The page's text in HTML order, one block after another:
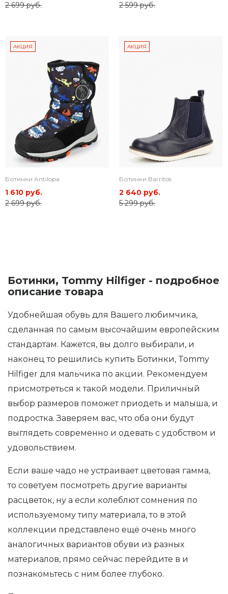
2 699 руб. 2 599 руб.
АКЦИЯ
Ботинки Antilopa
1 610 руб.
2 699 руб.
АКЦИЯ
Ботинки Barritos
2 640 руб.
5 299 руб.
Ботинки, Tommy Hilfiger - подробное
описание товара
Удобнейшая обувь для Вашего любимчика,
сделанная по самым высочайшим европейским
стандартам. Кажется, вы долго выбирали, и
наконец то решились купить Ботинки, Tommy
Hilfiger для мальчика по акции. Рекомендуем
присмотреться к такой модели. Приличный
выбор размеров поможет приодеть и малыша, и
подростка. Заверяем вас, что оба они будут
выглядеть современно и одевать с удобством и
удовольствием.
Если ваше чадо не устраивает цветовая гамма,
то советуем посмотреть другие варианты
расцветок, ну а если колеблют сомнения по
используемому типу материала, то в этой
коллекции представлено ещё очень много
аналогичных вариантов обуви из разных
материалов, прямо сейчас перейдите в и
познакомьтесь с ним более глубоко.